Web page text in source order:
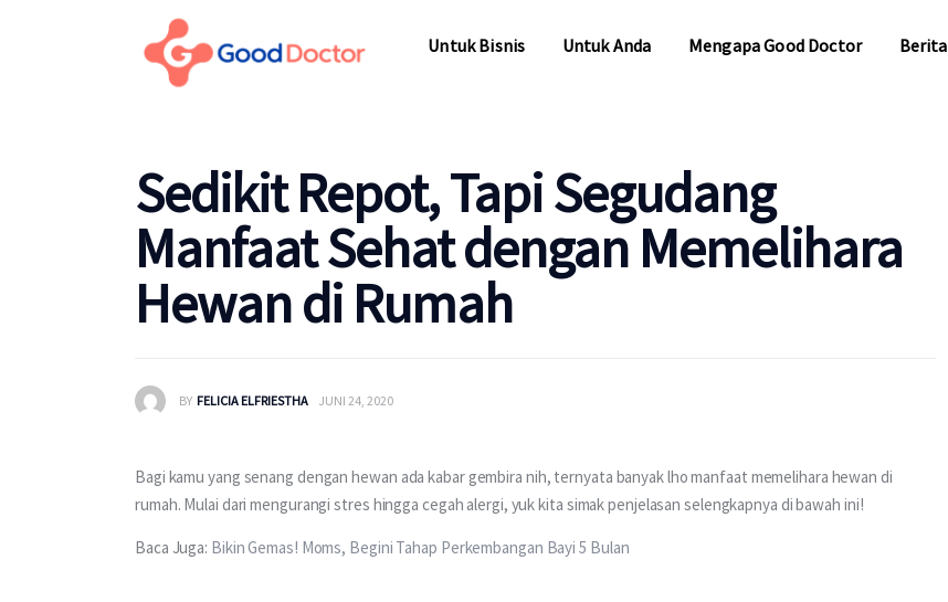
Untuk Bisnis Untuk Anda Mengapa Good Doctor Berita
Sedikit Repot, Tapi Segudang
Manfaat Sehat dengan Memelihara
Hewan di Rumah
BY FELICIA ELFRIESTHA JUNI 24, 2020
Bagi kamu yang senang dengan hewan ada kabar gembira nih, ternyata banyak lho manfaat memelihara hewan di
rumah. Mulai dari mengurangi stres hingga cegah alergi, yuk kita simak penjelasan selengkapnya di bawah ini!
Baca Juga: Bikin Gemas! Moms, Begini Tahap Perkembangan Bayi 5 Bulan